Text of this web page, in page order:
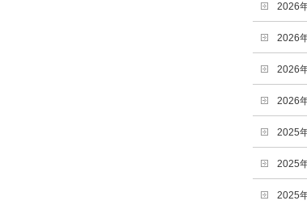
2026
2026
2026
2026
2025
2025
2025